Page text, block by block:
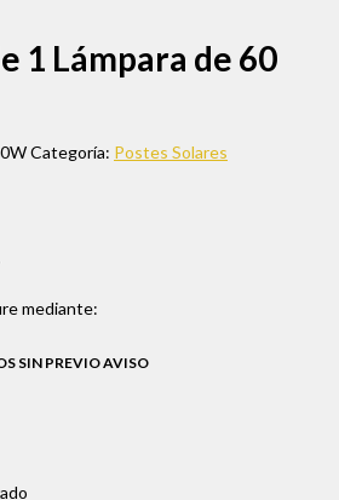
1 Lámpara de 60
Categoría: Postes Solares
mediante:
SIN PREVIO AVISO